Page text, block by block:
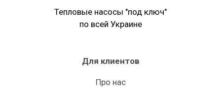
Тепловые насосы "под ключ"
по всей Украине
Для клиентов
Про нас